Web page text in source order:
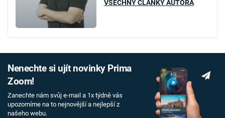
VŠECHNY ČLÁNKY AUTORA
Nenechte si ujít novinky Prima
Zoom!
Zanechte nám svůj e-mail a 1x týdně vás
upozorníme na to nejnovější a nejlepší z
našeho webu.